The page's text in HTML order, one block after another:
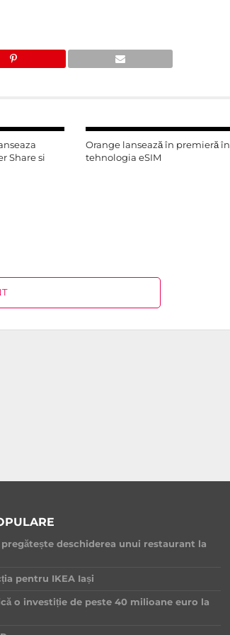
Share si
Orange lansează în premieră
tehnologia eSIM
pregătește deschiderea unui restaurant la
pentru IKEA Iași
o investiție de peste 40 milioane euro la